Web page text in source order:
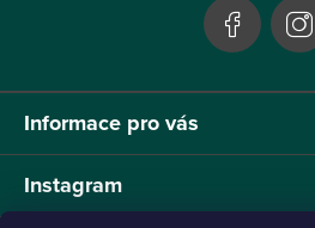
Informace pro vás
Instagram